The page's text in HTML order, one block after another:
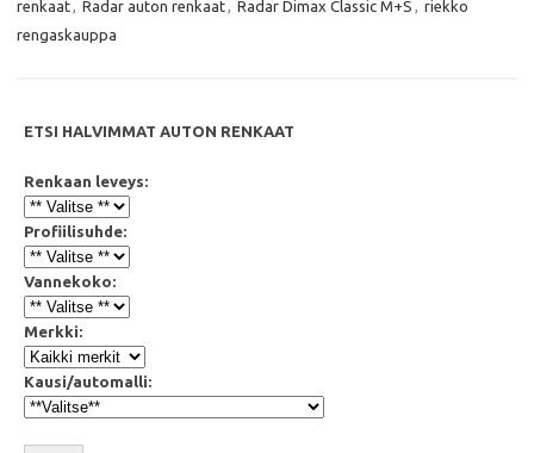
o
o
e
r
A
p
renkaat
Radar auton renkaat Radar Dimax Classic M+S
riekko
rengaskauppa
ETSI HALVIMMAT AUTON RENKAAT
Renkaan leveys:
Profiilisuhde:
Vannekoko:
Merkki:
Kausi/automalli: